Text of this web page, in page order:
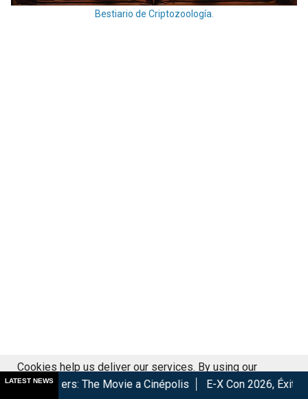
Bestiario de Criptozoología.
LATEST NEWS
The Movie a Cinépolis E-X Con 2026, Éxito total en la
Cookies help us deliver our services. By using our
services, you agree to our use of cookies.
Got it